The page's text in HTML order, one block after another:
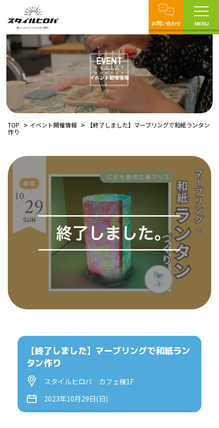
お問い合わせ MENU
EVENT
イベント開催情報
TOP イベント開催情報
【終了しました】マーブリングで和紙ランタン
作り
【終了しました】マーブリングで和紙ラン
タン作り
スタイルヒロバ カフェ棟1F
2023年10月29日(日)